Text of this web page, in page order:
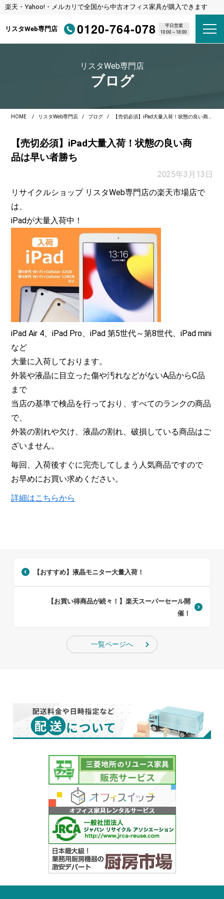
楽天・Yahoo!・メルカリで全国から中古オフィス家具が購入できます
リスタWeb専門店 0120-764-078
平日営業
10:00～18:00
リスタWeb専門店
ブログ
HOME リスタWeb専門店 ブログ 【売切必須】iPad大量入荷！状態の良い商品は早い者勝ち
【売切必須】iPad大量入荷！状態の良い商
品は早い者勝ち
2025年3月13日
リサイクルショップ リスタWeb専門店の楽天市場店で
は、
iPadが大量入荷中！
iPad Air 4、iPad Pro、iPad 第5世代～第8世代、iPad mini
など
大量に入荷しております。
外装や液晶に目立った傷や汚れなどがないA品からC品
まで
当店の基準で検品を行っており、すべてのランクの商品
で、
外装の割れや欠け、液晶の割れ、破損している商品はご
ざいません。
毎回、入荷後すぐに完売してしまう人気商品ですので
お早めにお買い求めください。
詳細はこちらから
【おすすめ】液晶モニター大量入荷！
【お買い得商品が続々！】楽天スーパーセール開
催！
一覧ページへ